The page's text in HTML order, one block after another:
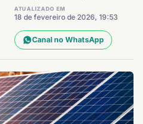
ATUALIZADO EM
18 de fevereiro de 2026, 19:53
Canal no WhatsApp